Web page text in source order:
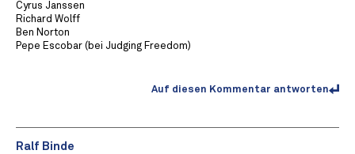
Cyrus Janssen
Richard Wolff
Ben Norton
Pepe Escobar (bei Judging Freedom)
Auf diesen Kommentar antworten
Ralf Binde